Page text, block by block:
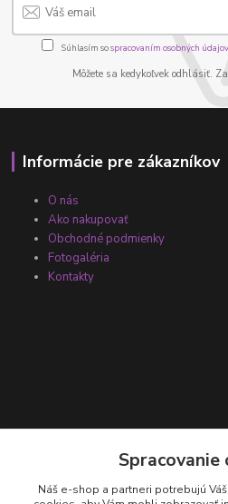
Súhlasím sospracovaním osobných údajov
Môžete sa kedykoľvek odhlásiť.
Informácie pre zákazníkov
O nás
Ako nakupovať
Obchodné podmienky
Fotogaléria
Kontakty
+421 905 531 251
Spracovanie
Náš e-shop a partneri potrebujú Váš